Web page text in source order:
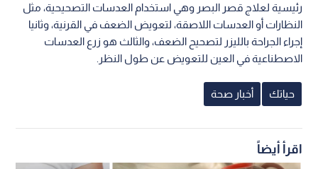
رئيسية لعلاج قصر البصر وهي استخدام العدسات التصحيحية، مثل
النظارات أو العدسات اللاصقة، لتعويض الضعف في القرنية، وثانيا
إجراء الجراحة بالليزر لتصحيح الضعف، والثالث هو زرع العدسات
الاصطناعية في العين للتعويض عن طول النظر.
حياتك أخبار صحة
اقرأ أيضاً